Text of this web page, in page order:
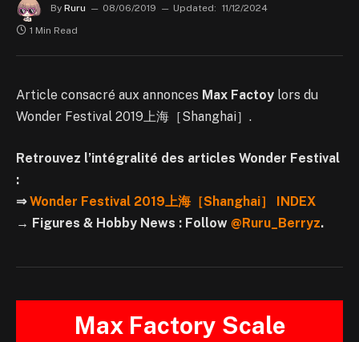
By Ruru 08/06/2019 Updated: 11/12/2024
1 Min Read
Article consacré aux annonces Max Factoy lors du
Wonder Festival 2019上海［Shanghai］.
Retrouvez l’intégralité des articles Wonder Festival
:
⇒Wonder Festival 2019上海［Shanghai］ INDEX
→ Figures & Hobby News : Follow @Ruru_Berryz.
Max Factory Scale